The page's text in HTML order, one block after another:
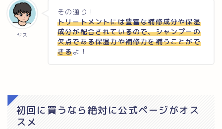
ヤス
その通り！
トリートメントには豊富な補修成分や保湿
成分が配合されているので、シャンプーの
欠点である保湿力や補修力を補うことがで
きるよ！
初回に買うなら絶対に公式ページがオス
スメ